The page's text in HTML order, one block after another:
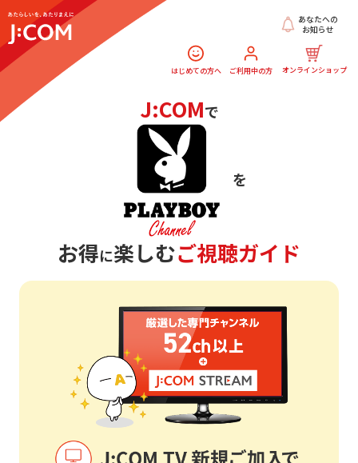
はじめての方へ ご利用中の方 オンラインショップ
あなたへの
お知らせ
J:COMで
を
お得に楽しむご視聴ガイド